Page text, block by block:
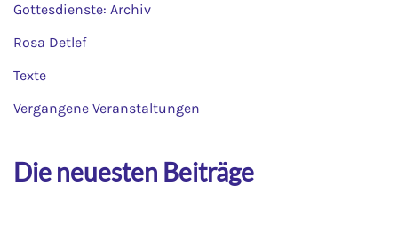
Gottesdienste: Archiv
Rosa Detlef
Texte
Vergangene Veranstaltungen
Die neuesten Beiträge